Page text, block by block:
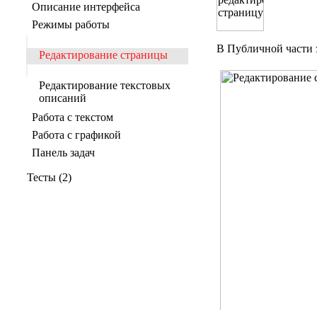
Описание интерфейса
Режимы работы
Редактирование страницы
Редактирование текстовых
описаний
Работа с текстом
Работа с графикой
Панель задач
Тесты (2)
В Публичной части